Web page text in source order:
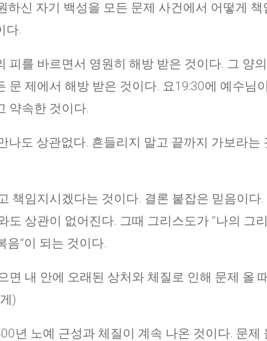
하신 자기 백성을 모든 문제 사건에서 어떻게 책
다.
를 바르면서 영원히 해방 받은 것이다. 그 양
문 제에서 해방 받은 것이다. 요19:30에 예수님
약속한 것이다.
나도 상관없다. 흔들리지 말고 끝까지 가보라는
책임지시겠다는 것이다. 결론 붙잡은 믿음이다.
도 상관이 없어진다. 그때 그리스도가 “나의 그
음”이 되는 것이다.
내 안에 오래된 상처와 체질로 인해 문제 올
)
년 노예 근성과 체질이 계속 나온 것이다. 문제